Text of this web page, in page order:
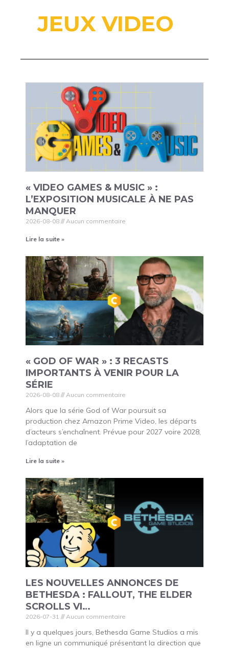
JEUX VIDEO
« VIDEO GAMES & MUSIC » :
L’EXPOSITION MUSICALE À NE PAS
MANQUER
2026-08-08 Aucun commentaire
Lire la suite »
« GOD OF WAR » : 3 RECASTS
IMPORTANTS À VENIR POUR LA
SÉRIE
2026-08-08 Aucun commentaire
Alors que la série God of War poursuit sa
production chez Amazon Prime Video, les départs
d’acteurs s’enchaînent. Prévue pour 2027 voire 2028,
l’adaptation de
Lire la suite »
LES NOUVELLES ANNONCES DE
BETHESDA : FALLOUT, THE ELDER
SCROLLS VI…
2026-07-31 Aucun commentaire
Il y a quelques jours, Bethesda Game Studios a mis
en ligne un communiqué présentant la direction que